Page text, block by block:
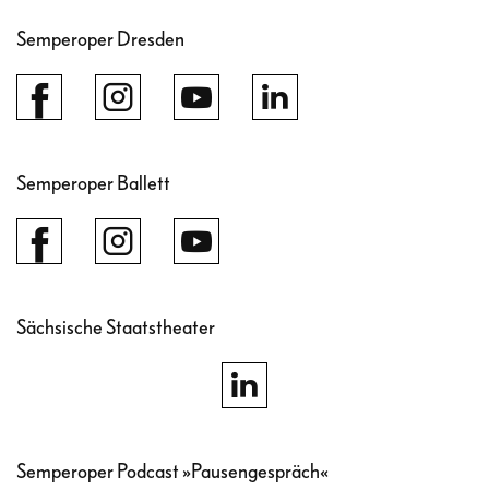
Semperoper Dresden
Semperoper Ballett
Sächsische Staatstheater
Semperoper Podcast »Pausengespräch«